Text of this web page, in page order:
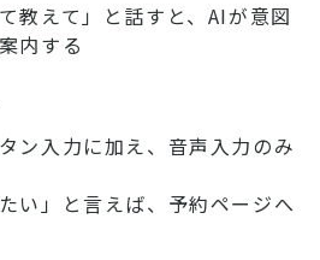
えて」と話すと、AIが意図
内する
ン入力に加え、音声入力のみ
い」と言えば、予約ページへ